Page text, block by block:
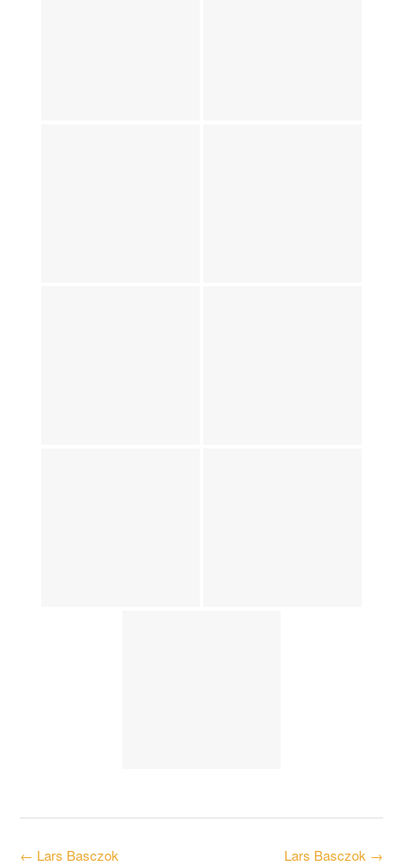
Post Lars Basczok →
← Lars Basczok